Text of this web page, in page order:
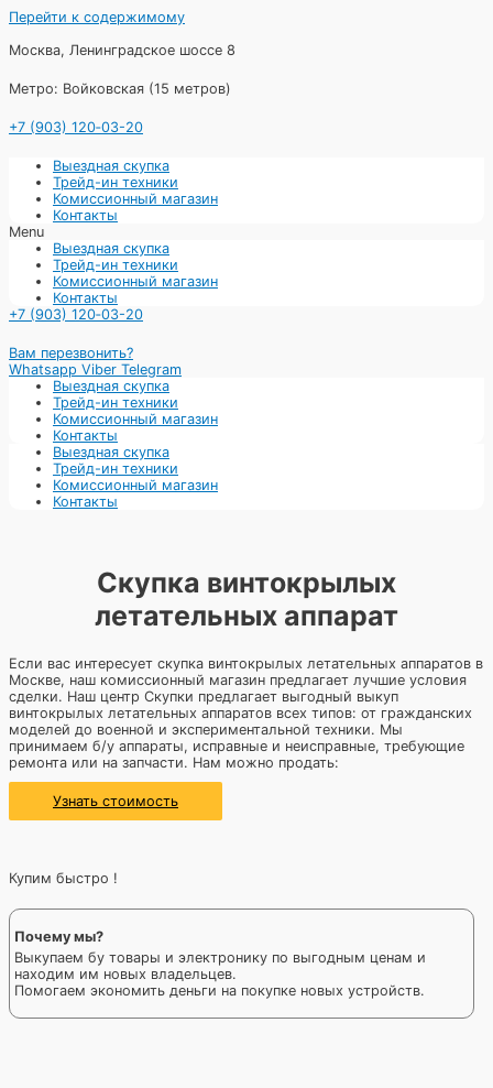
Перейти к содержимому
Москва, Ленинградское шоссе 8
Метро: Войковская (15 метров)
+7 (903) 120‑03-20
Выездная скупка
Трейд-ин техники
Комиссионный магазин
Контакты
Menu
Выездная скупка
Трейд-ин техники
Комиссионный магазин
Контакты
+7 (903) 120‑03-20
Вам перезвонить?
Whatsapp Viber Telegram
Выездная скупка
Трейд-ин техники
Комиссионный магазин
Контакты
Выездная скупка
Трейд-ин техники
Комиссионный магазин
Контакты
Скупка винтокрылых
летательных аппарат
Если вас интересует скупка винтокрылых летательных аппаратов в
Москве, наш комиссионный магазин предлагает лучшие условия
сделки. Наш центр Скупки предлагает выгодный выкуп
винтокрылых летательных аппаратов всех типов: от гражданских
моделей до военной и экспериментальной техники. Мы
принимаем б/у аппараты, исправные и неисправные, требующие
ремонта или на запчасти. Нам можно продать:
Узнать стоимость
Купим быстро !
Почему мы?
Выкупаем бу товары и электронику по выгодным ценам и
находим им новых владельцев.
Помогаем экономить деньги на покупке новых устройств.